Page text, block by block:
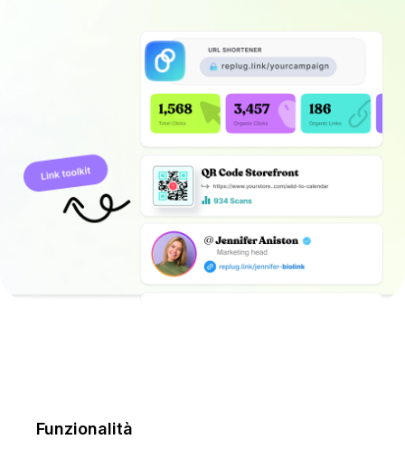
Funzionalità